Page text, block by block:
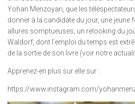
Yohan Menzoyan, que les
donner à la candidate du jour, une jeune
allures somptueuses, un relooking du
Waldorf, dont l’emploi du temps est
de la sortie de son livre (voir notre
Apprenez-en plus sur elle sur :
https://www.instagram.com/